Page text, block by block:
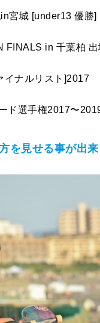
宮城 [under13 優勝]
FINALS in 千葉柏 出
イナルリスト]2017
ド選手権2017〜
を見せる事が出